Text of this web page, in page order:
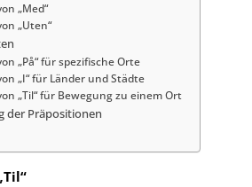
„Med“
„Uten“
„På“ für spezifische Orte
„I“ für Länder und Städte
„Til“ für Bewegung zu einem Ort
der Präpositionen